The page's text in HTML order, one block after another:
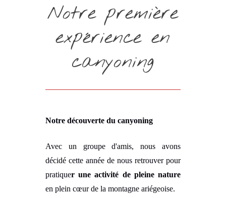
Notre première
expérience en
canyoning
Notre découverte du canyoning
Avec un groupe d'amis, nous avons
décidé cette année de nous retrouver pour
pratiquer une activité de pleine nature
en plein cœur de la montagne ariégeoise.